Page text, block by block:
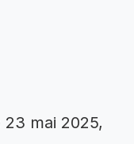
23 mai 2025,